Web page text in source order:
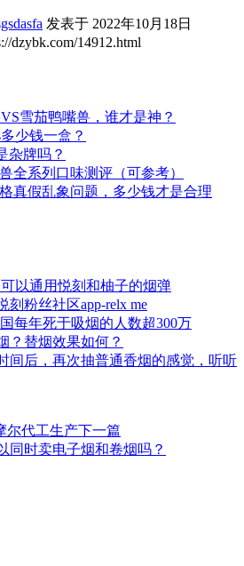
发表于 2022年10月18日
dzybk.com/14912.html
雪茄鸭嘴兽，谁才是神？
少钱一盒？
杂牌吗？
全系列口味测评（可参考）
真假乱象问题，多少钱才是合理
以通用悦刻和柚子的烟弹
刻粉丝社区app-relx me
每年死于吸烟的人数超300万
？替烟效果如何？
间后，再次抽普通香烟的感觉，听听
尔代工生产下一篇
同时卖电子烟和卷烟吗？